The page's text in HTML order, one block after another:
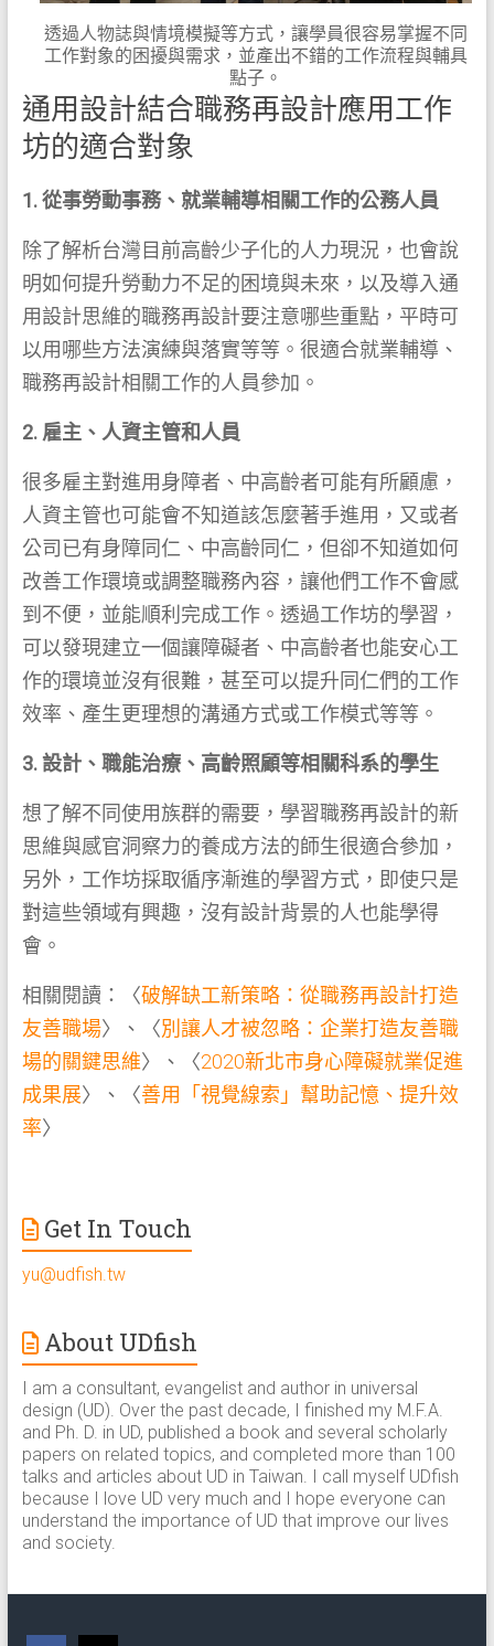
透過人物誌與情境模擬等方式，讓學員很容易掌握不同
工作對象的困擾與需求，並產出不錯的工作流程與輔具
點子。
通用設計結合職務再設計應用工作
坊的適合對象
1. 從事勞動事務、就業輔導相關工作的公務人員
除了解析台灣目前高齡少子化的人力現況，也會說
明如何提升勞動力不足的困境與未來，以及導入通
用設計思維的職務再設計要注意哪些重點，平時可
以用哪些方法演練與落實等等。很適合就業輔導、
職務再設計相關工作的人員參加。
2. 雇主、人資主管和人員
很多雇主對進用身障者、中高齡者可能有所顧慮，
人資主管也可能會不知道該怎麼著手進用，又或者
公司已有身障同仁、中高齡同仁，但卻不知道如何
改善工作環境或調整職務內容，讓他們工作不會感
到不便，並能順利完成工作。透過工作坊的學習，
可以發現建立一個讓障礙者、中高齡者也能安心工
作的環境並沒有很難，甚至可以提升同仁們的工作
效率、產生更理想的溝通方式或工作模式等等。
3. 設計、職能治療、高齡照顧等相關科系的學生
想了解不同使用族群的需要，學習職務再設計的新
思維與感官洞察力的養成方法的師生很適合參加，
另外，工作坊採取循序漸進的學習方式，即使只是
對這些領域有興趣，沒有設計背景的人也能學得
會。
相關閱讀：〈破解缺工新策略：從職務再設計打造
友善職場〉、〈別讓人才被忽略：企業打造友善職
場的關鍵思維〉、〈2020新北市身心障礙就業促進
成果展〉、〈善用「視覺線索」幫助記憶、提升效
率〉
Get In Touch
yu@udfish.tw
About UDfish
I am a consultant, evangelist and author in universal
design (UD). Over the past decade, I finished my M.F.A.
and Ph. D. in UD, published a book and several scholarly
papers on related topics, and completed more than 100
talks and articles about UD in Taiwan. I call myself UDfish
because I love UD very much and I hope everyone can
understand the importance of UD that improve our lives
and society.